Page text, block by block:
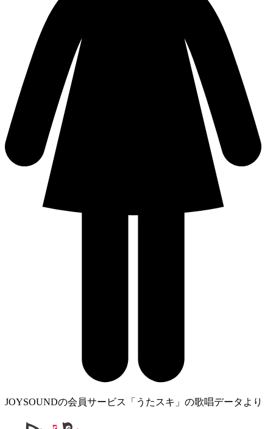
JOYSOUNDの会員サービス「うたスキ」の歌唱データより